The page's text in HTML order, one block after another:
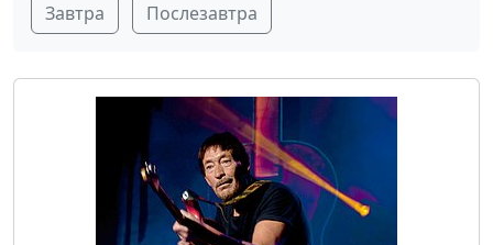
Завтра
Послезавтра